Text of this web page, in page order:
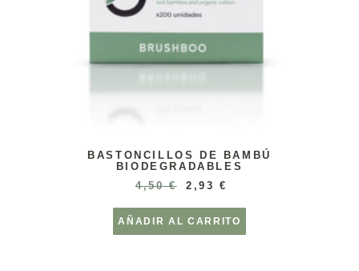
BASTONCILLOS DE BAMBÚ
BIODEGRADABLES
4,50€ 2,93€
AÑADIR AL CARRITO